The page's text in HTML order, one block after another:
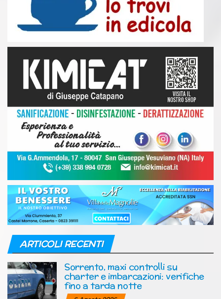
ARTICOLI RECENTI
Sorrento, maxi controlli su
charter e imbarcazioni: verifiche
fino a tarda notte